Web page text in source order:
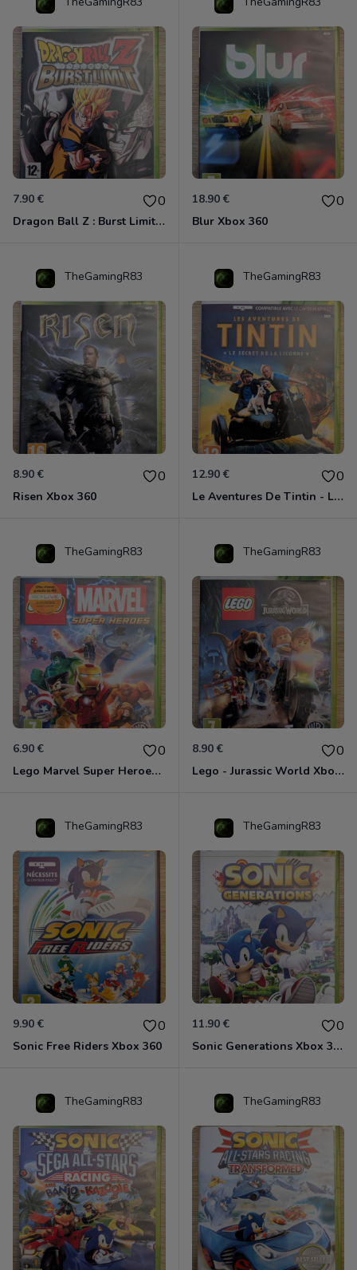
7.90 € 0
Dragon Ball Z : Burst Limit Xbox 360
18.90 € 0
Blur Xbox 360
TheGamingR83
8.90 € 0
Risen Xbox 360
TheGamingR83
12.90 € 0
Le Aventures De Tintin - Le Secret De La Licorne Xbox 360
TheGamingR83
6.90 € 0
Lego Marvel Super Heroes Xbox 360
TheGamingR83
8.90 € 0
Lego - Jurassic World Xbox 360
TheGamingR83
9.90 € 0
Sonic Free Riders Xbox 360
TheGamingR83
11.90 € 0
Sonic Generations Xbox 360
TheGamingR83 TheGamingR83